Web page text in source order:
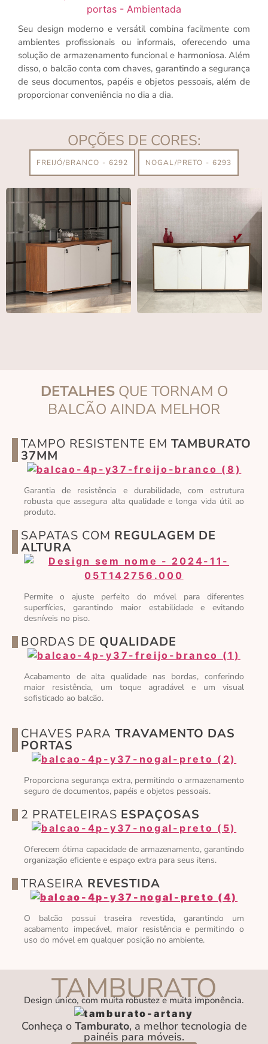
Seu design moderno e versátil combina facilmente com
ambientes profissionais ou informais, oferecendo uma
solução de armazenamento funcional e harmoniosa. Além
disso, o balcão conta com chaves, garantindo a segurança
de seus documentos, papéis e objetos pessoais, além de
proporcionar conveniência no dia a dia.
OPÇÕES DE CORES:
FREIJÓ/BRANCO - 6292 NOGAL/PRETO - 6293
DETALHESQUE TORNAM O
BALCÃO AINDA MELHOR
TAMPO RESISTENTE EM TAMBURATO
37MM
Garantia de resistência e durabilidade, com estrutura
robusta que assegura alta qualidade e longa vida útil ao
produto.
SAPATAS COM REGULAGEM DE
ALTURA
Permite o ajuste perfeito do móvel para diferentes
superfícies, garantindo maior estabilidade e evitando
desníveis no piso.
BORDAS DE QUALIDADE
Acabamento de alta qualidade nas bordas, conferindo
maior resistência, um toque agradável e um visual
sofisticado ao balcão.
CHAVES PARA TRAVAMENTO DAS
PORTAS
Proporciona segurança extra, permitindo o armazenamento
seguro de documentos, papéis e objetos pessoais.
2 PRATELEIRAS ESPAÇOSAS
Oferecem ótima capacidade de armazenamento, garantindo
organização eficiente e espaço extra para seus itens.
TRASEIRA REVESTIDA
O balcão possui traseira revestida, garantindo um
acabamento impecável, maior resistência e permitindo o
uso do móvel em qualquer posição no ambiente.
TAMBURATO
Design único, com muita robustez e muita imponência.
Conheça o Tamburato, a melhor tecnologia de
painéis para móveis.